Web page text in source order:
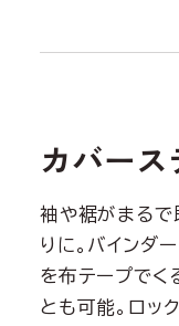
カバー
袖や裾がまる
りに。バインダ
を布テープでく
とも可能。ロッ